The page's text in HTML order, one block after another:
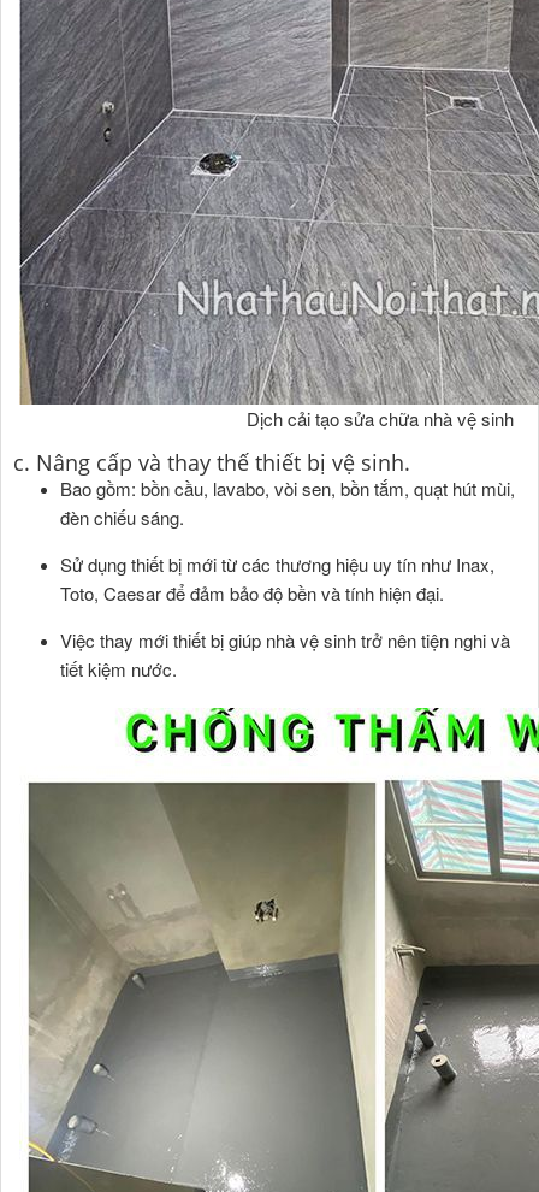
Dịch cải tạo sửa chữa nhà vệ sinh
c. Nâng cấp và thay thế thiết bị vệ sinh.
Bao gồm: bồn cầu, lavabo, vòi sen, bồn tắm, quạt hút mùi,
đèn chiếu sáng.
Sử dụng thiết bị mới từ các thương hiệu uy tín như Inax,
Toto, Caesar để đảm bảo độ bền và tính hiện đại.
Việc thay mới thiết bị giúp nhà vệ sinh trở nên tiện nghi và
tiết kiệm nước.